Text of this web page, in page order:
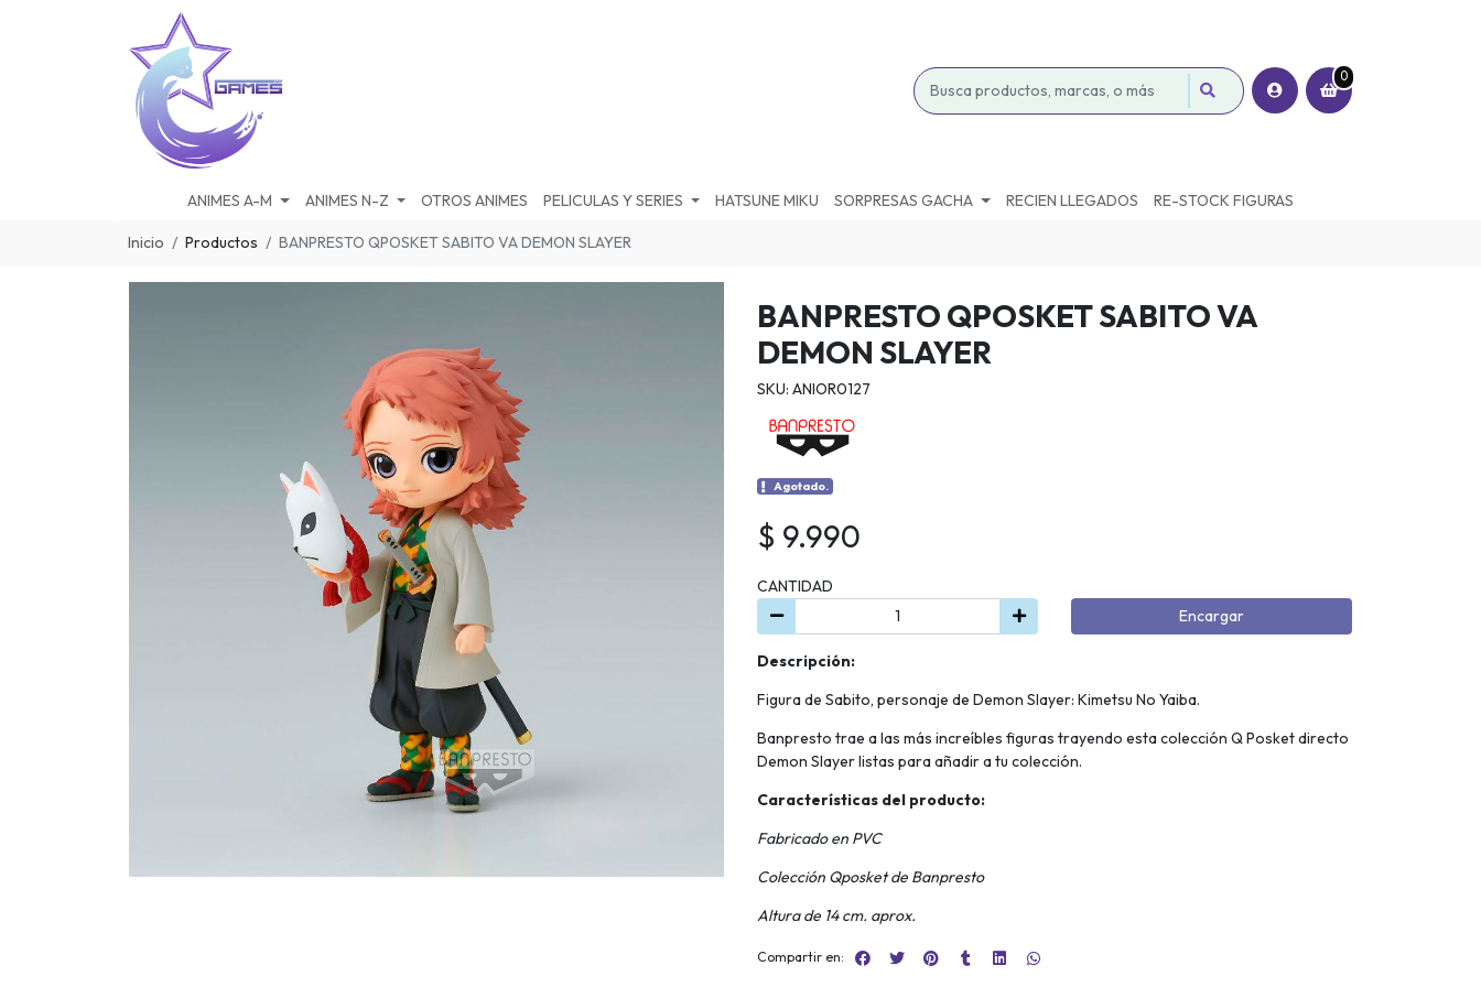
0
ANIMES A-M ANIMES N-Z OTROS ANIMES PELICULAS Y SERIES HATSUNE MIKU SORPRESAS GACHA RECIEN LLEGADOS RE-STOCK FIGURAS
Inicio Productos BANPRESTO QPOSKET SABITO VA DEMON SLAYER
BANPRESTO QPOSKET SABITO VA
DEMON SLAYER
SKU: ANIOR0127
Agotado.
$ 9.990
CANTIDAD
Encargar
Descripción:
Figura de Sabito, personaje de Demon Slayer: Kimetsu No Yaiba.
Banpresto trae a las más increíbles figuras trayendo esta colección Q Posket directo
Demon Slayer listas para añadir a tu colección.
Características del producto:
Fabricado en PVC
Colección Qposket de Banpresto
Altura de 14 cm. aprox.
Compartir en: